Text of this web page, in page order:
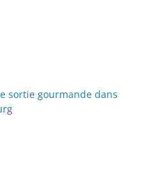
sortie gourmande dans